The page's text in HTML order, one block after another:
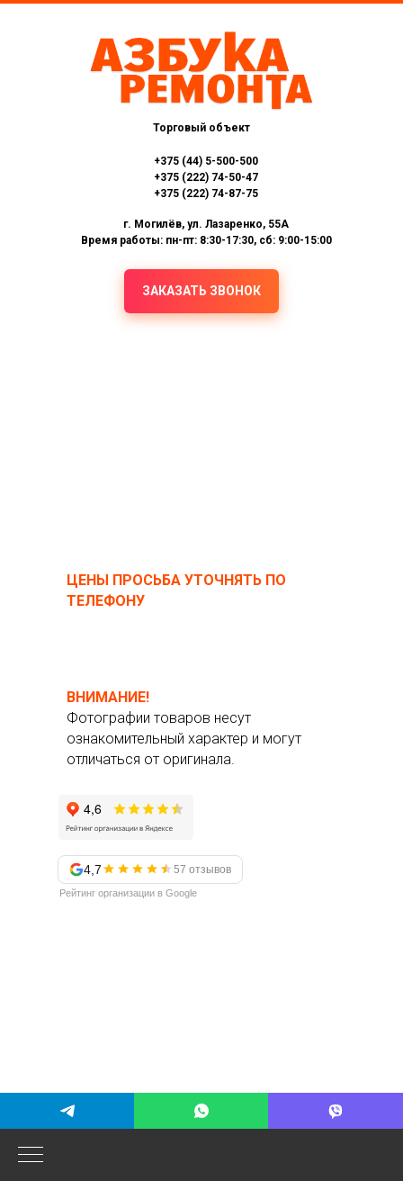
Торговый объект
+375 (44) 5-500-500
+375 (222) 74-50-47
+375 (222) 74-87-75
г. Могилёв, ул. Лазаренко, 55А
Время работы: пн-пт: 8:30-17:30, сб: 9:00-15:00
ЗАКАЗАТЬ ЗВОНОК
ЦЕНЫ ПРОСЬБА УТОЧНЯТЬ ПО
ТЕЛЕФОНУ
ВНИМАНИЕ!
Фотографии товаров несут
ознакомительный характер и могут
отличаться от оригинала.
4,7 57 отзывов
Рейтинг организации в Google